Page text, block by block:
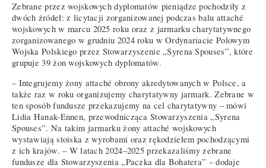
Zebrane przez wojskowych dyplomatów pieniądze pochodziły z
dwóch źródeł: z licytacji zorganizowanej podczas balu attaché
wojskowych w marcu 2025 roku oraz z jarmarku charytatywnego
zorganizowanego w grudniu 2024 roku w Ordynariacie Polowym
Wojska Polskiego przez Stowarzyszenie „Syrena Spouses”, które
grupuje 39 żon wojskowych dyplomatów.
– Integrujemy żony attaché obrony akredytowanych w Polsce, a
także raz w roku organizujemy charytatywny jarmark. Zebrane w
ten sposób fundusze przekazujemy na cel charytatywny – mówi
Lidia Hanak-Ennen, przewodnicząca Stowarzyszenia „Syrena
Spouses”. Na takim jarmarku żony attaché wojskowych
wystawiają stoiska z wyrobami oraz rękodziełem pochodzącymi
z ich krajów. – W latach 2024–2025 przekazaliśmy zebrane
fundusze dla Stowarzyszenia „Paczka dla Bohatera” – dodaje